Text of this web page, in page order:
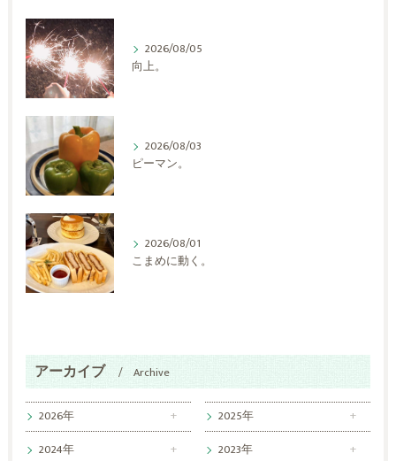
2026/08/05
向上。
2026/08/03
ピーマン。
2026/08/01
こまめに動く。
アーカイブ Archive
2026年
2025年
2024年
2023年